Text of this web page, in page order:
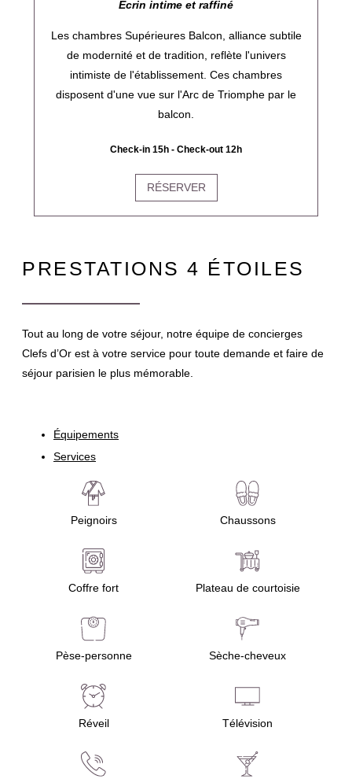
Écrin intime et raffiné
Les chambres Supérieures Balcon, alliance subtile
de modernité et de tradition, reflète l'univers
intimiste de l'établissement. Ces chambres
disposent d'une vue sur l'Arc de Triomphe par le
balcon.
Check-in 15h - Check-out 12h
RÉSERVER
PRESTATIONS 4 ÉTOILES
Tout au long de votre séjour, notre équipe de concierges
Clefs d’Or est à votre service pour toute demande et faire de
séjour parisien le plus mémorable.
Équipements
Services
Peignoirs Chaussons
Coffre fort Plateau de courtoisie
Pèse-personne Sèche-cheveux
Réveil Télévision